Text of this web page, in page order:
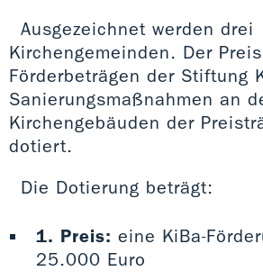
Ausgezeichnet werden drei
Kirchengemeinden. Der
Förderbeträgen der Stiftung
Sanierungsmaßnahmen an
Kirchengebäuden der
dotiert.
Die Dotierung beträgt:
1. Preis: eine KiBa-
25.000 Euro